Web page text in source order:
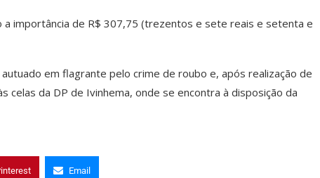
importância de R$ 307,75 (trezentos e sete reais e setenta e
em flagrante pelo crime de roubo e, após realização de
da DP de Ivinhema, onde se encontra à disposição da
Email